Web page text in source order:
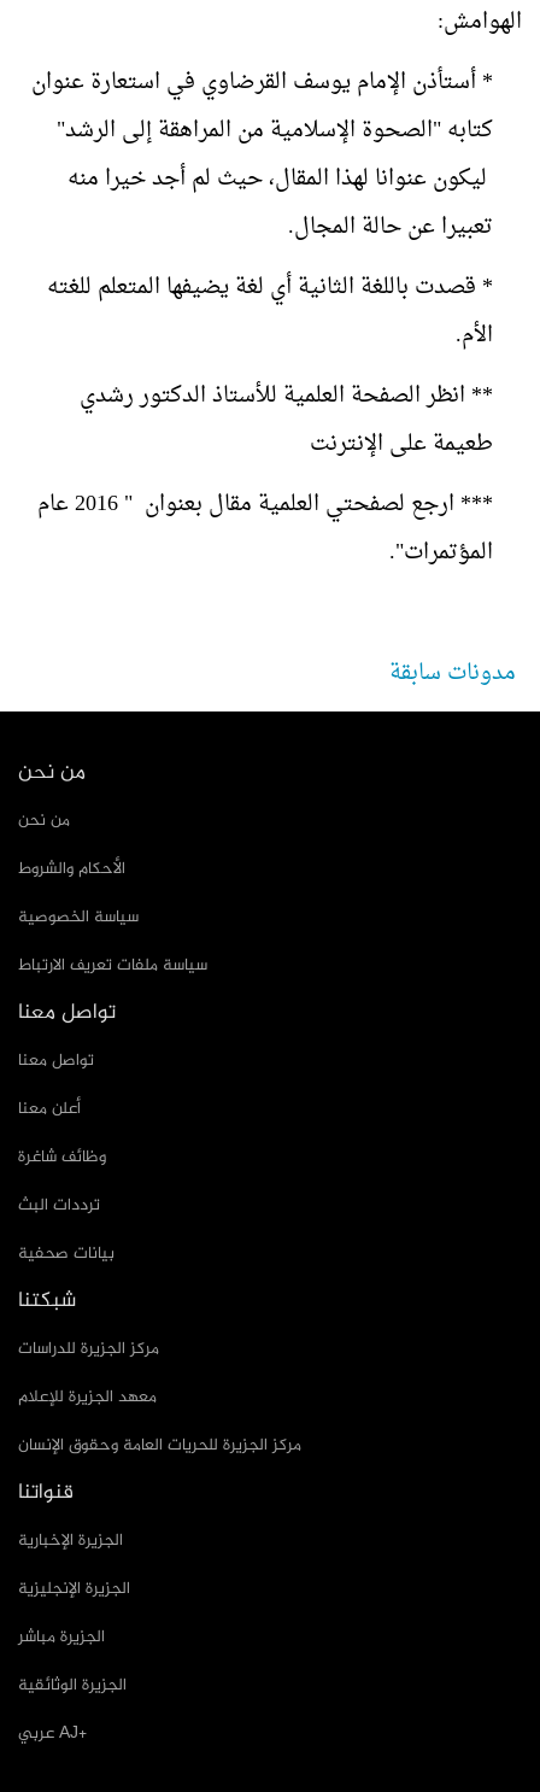
الهوامش:
* أستأذن الإمام يوسف القرضاوي في استعارة عنوان
كتابه "الصحوة الإسلامية من المراهقة إلى الرشد"
ليكون عنوانا لهذا المقال، حيث لم أجد خيرا منه
تعبيرا عن حالة المجال.
* قصدت باللغة الثانية أي لغة يضيفها المتعلم للغته
الأم.
** انظر الصفحة العلمية للأستاذ الدكتور رشدي
طعيمة على الإنترنت
*** ارجع لصفحتي العلمية مقال بعنوان " 2016 عام
المؤتمرات".
مدونات سابقة
من نحن
من نحن
الأحكام والشروط
سياسة الخصوصية
سياسة ملفات تعريف الارتباط
تواصل معنا
تواصل معنا
أعلن معنا
وظائف شاغرة
ترددات البث
بيانات صحفية
شبكتنا
مركز الجزيرة للدراسات
معهد الجزيرة للإعلام
مركز الجزيرة للحريات العامة وحقوق الإنسان
قنواتنا
الجزيرة الإخبارية
الجزيرة الإنجليزية
الجزيرة مباشر
الجزيرة الوثائقية
عربي AJ+